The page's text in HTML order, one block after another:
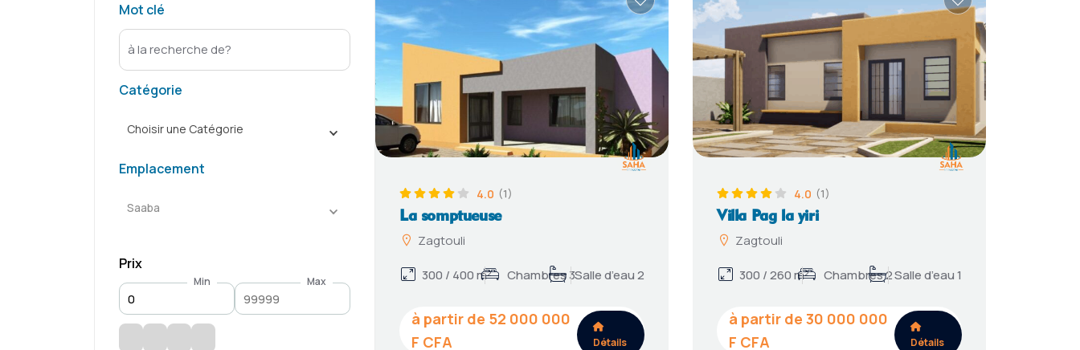
Mot clé
Catégorie
Choisir une Catégorie
Emplacement
Saaba
Prix
Min Max
4.0 (1)
La somptueuse
Zagtouli
300 / 400 m² Chambres 3Salle d’eau 2
52 000 000
Détails
4.0 (1)
Villa Pag la yiri
Zagtouli
300 / 260 m² Chambres 2Salle d’eau 1
30 000 000
Détails